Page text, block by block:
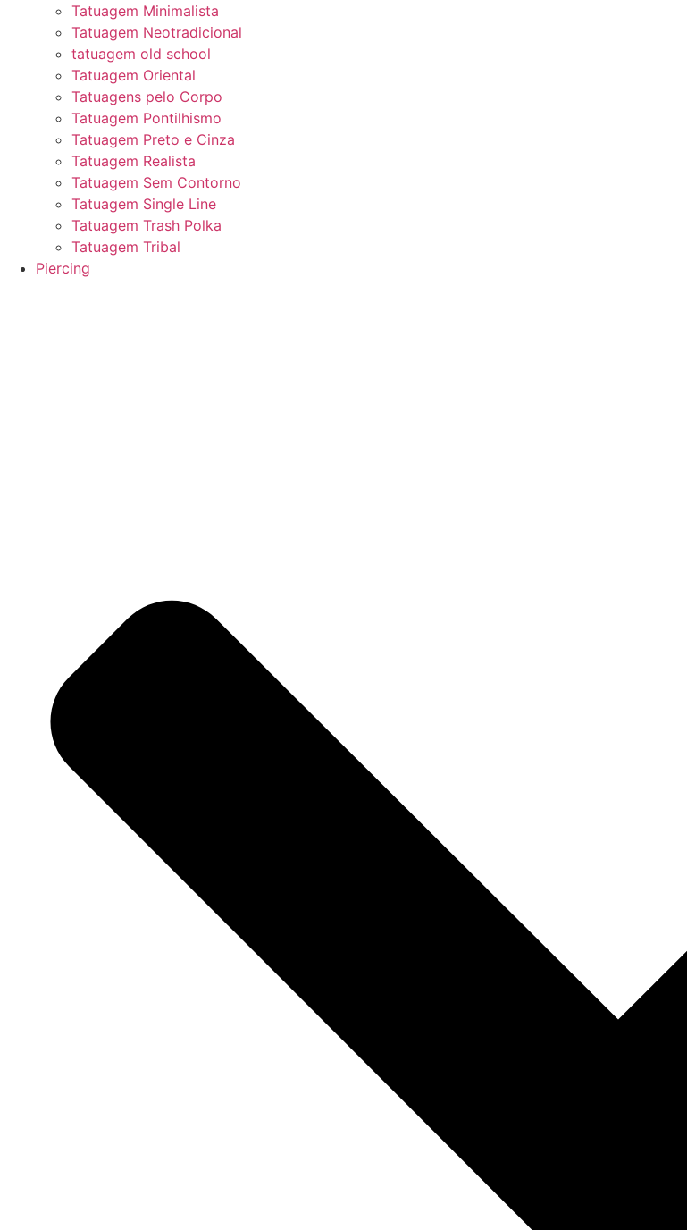
Tatuagem Minimalista
Tatuagem Neotradicional
tatuagem old school
Tatuagem Oriental
Tatuagens pelo Corpo
Tatuagem Pontilhismo
Tatuagem Preto e Cinza
Tatuagem Realista
Tatuagem Sem Contorno
Tatuagem Single Line
Tatuagem Trash Polka
Tatuagem Tribal
Piercing